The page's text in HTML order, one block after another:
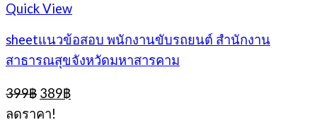
Quick View
sheetแนวข้อสอบ พนักงานขับรถยนต์ สำนักงาน
สาธารณสุขจังหวัดมหาสารคาม
399฿ Original
price
was:
389฿Current
ลดราคา!